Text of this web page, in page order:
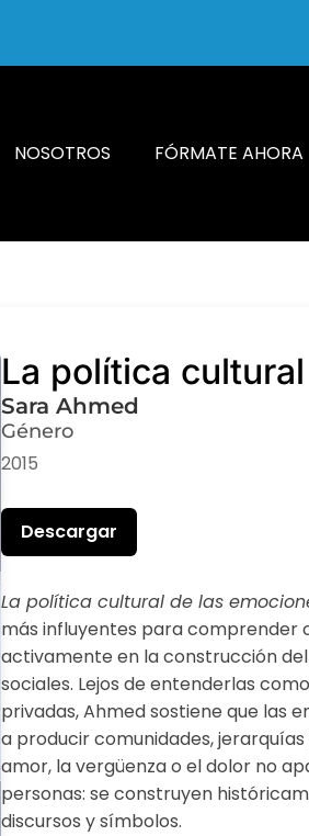
NOSOTROS FÓRMATE AHORA
La política
Sara Ahmed
Género
2015
Descargar
La política cultural de las
más influyentes para comprender
activamente en la construcción
sociales. Lejos de entenderlas
privadas, Ahmed sostiene que las
a producir comunidades, jerarquías
amor, la vergüenza o el dolor no
personas: se construyen
discursos y símbolos.